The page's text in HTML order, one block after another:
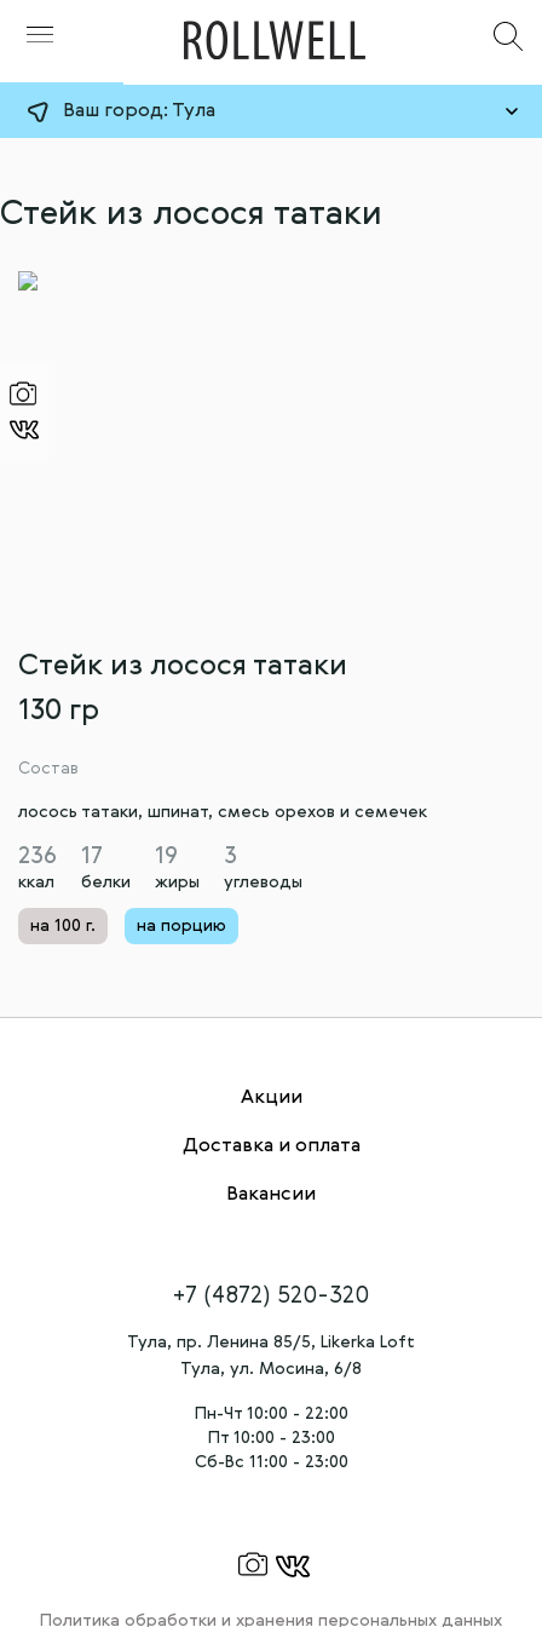
Ваш город: Тула
Стейк из лосося татаки
Стейк из лосося татаки
130 гр
Состав
лосось татаки, шпинат, смесь орехов и семечек
236
ккал
17
белки
19
жиры
3
углеводы
на 100 г. на порцию
Акции
Доставка и оплата
Вакансии
+7 (4872) 520-320
Тула, пр. Ленина 85/5, Likerka Loft
Тула, ул. Мосина, 6/8
Пн-Чт 10:00 - 22:00
Пт 10:00 - 23:00
Сб-Вс 11:00 - 23:00
Политика обработки и хранения персональных данных